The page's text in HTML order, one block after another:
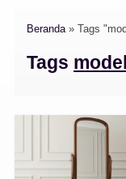
Beranda» Tags
Tags